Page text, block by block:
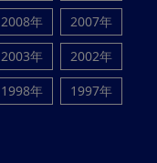
2008年
2007年
2003年
2002年
1998年
1997年